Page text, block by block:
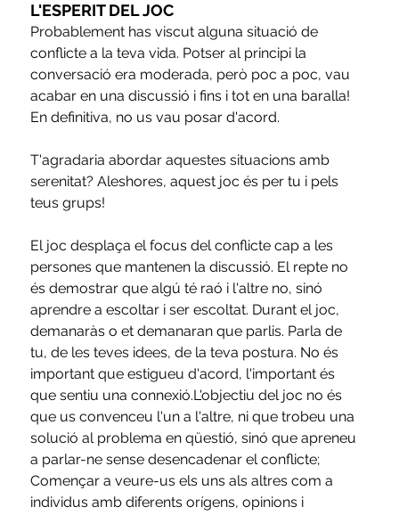
L'ESPERIT DEL JOC
Probablement has viscut alguna situació de
conflicte a la teva vida. Potser al principi la
conversació era moderada, però poc a poc, vau
acabar en una discussió i fins i tot en una baralla!
En definitiva, no us vau posar d'acord.
T'agradaria abordar aquestes situacions amb
serenitat? Aleshores, aquest joc és per tu i pels
teus grups!
El joc desplaça el focus del conflicte cap a les
persones que mantenen la discussió. El repte no
és demostrar que algú té raó i l'altre no, sinó
aprendre a escoltar i ser escoltat. Durant el joc,
demanaràs o et demanaran que parlis. Parla de
tu, de les teves idees, de la teva postura. No és
important que estigueu d'acord, l'important és
que sentiu una connexió.L'objectiu del joc no és
que us convenceu l'un a l'altre, ni que trobeu una
solució al problema en qüestió, sinó que apreneu
a parlar-ne sense desencadenar el conflicte;
Començar a veure-us els uns als altres com a
individus amb diferents orígens, opinions i